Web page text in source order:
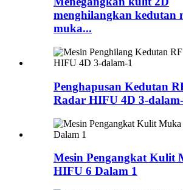
menghilangkan kedutan
muka...
Penghapusan Kedutan
Radar HIFU 4D 3-
Mesin Pengangkat Kulit
HIFU 6 Dalam 1